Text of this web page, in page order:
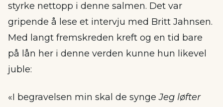
styrke nettopp i denne salmen. Det var
gripende å lese et intervju med Britt Jahnsen.
Med langt fremskreden kreft og en tid bare
på lån her i denne verden kunne hun likevel
juble:
«I begravelsen min skal de syngeJeg løfter